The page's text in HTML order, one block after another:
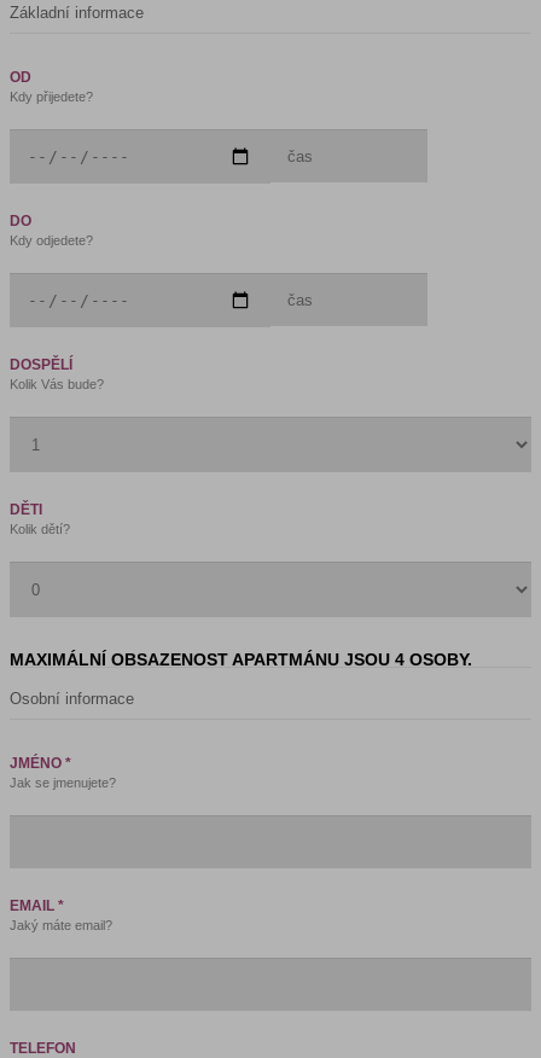
Základní informace
OD
Kdy přijedete?
DO
Kdy odjedete?
DOSPĚLÍ
Kolik Vás bude?
DĚTI
Kolik dětí?
MAXIMÁLNÍ OBSAZENOST APARTMÁNU JSOU 4 OSOBY.
Osobní informace
JMÉNO *
Jak se jmenujete?
EMAIL *
Jaký máte email?
TELEFON